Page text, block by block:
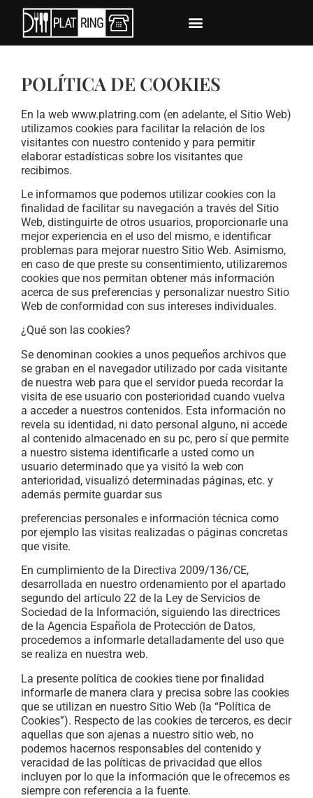
POLÍTICA DE COOKIES
En la web www.platring.com (en adelante, el Sitio Web)
utilizamos cookies para facilitar la relación de los
visitantes con nuestro contenido y para permitir
elaborar estadísticas sobre los visitantes que
recibimos.
Le informamos que podemos utilizar cookies con la
finalidad de facilitar su navegación a través del Sitio
Web, distinguirte de otros usuarios, proporcionarle una
mejor experiencia en el uso del mismo, e identificar
problemas para mejorar nuestro Sitio Web. Asimismo,
en caso de que preste su consentimiento, utilizaremos
cookies que nos permitan obtener más información
acerca de sus preferencias y personalizar nuestro Sitio
Web de conformidad con sus intereses individuales.
¿Qué son las cookies?
Se denominan cookies a unos pequeños archivos que
se graban en el navegador utilizado por cada visitante
de nuestra web para que el servidor pueda recordar la
visita de ese usuario con posterioridad cuando vuelva
a acceder a nuestros contenidos. Esta información no
revela su identidad, ni dato personal alguno, ni accede
al contenido almacenado en su pc, pero sí que permite
a nuestro sistema identificarle a usted como un
usuario determinado que ya visitó la web con
anterioridad, visualizó determinadas páginas, etc. y
además permite guardar sus
preferencias personales e información técnica como
por ejemplo las visitas realizadas o páginas concretas
que visite.
En cumplimiento de la Directiva 2009/136/CE,
desarrollada en nuestro ordenamiento por el apartado
segundo del artículo 22 de la Ley de Servicios de
Sociedad de la Información, siguiendo las directrices
de la Agencia Española de Protección de Datos,
procedemos a informarle detalladamente del uso que
se realiza en nuestra web.
La presente política de cookies tiene por finalidad
informarle de manera clara y precisa sobre las cookies
que se utilizan en nuestro Sitio Web (la “Política de
Cookies”). Respecto de las cookies de terceros, es decir
aquellas que son ajenas a nuestro sitio web, no
podemos hacernos responsables del contenido y
veracidad de las políticas de privacidad que ellos
incluyen por lo que la información que le ofrecemos es
siempre con referencia a la fuente.